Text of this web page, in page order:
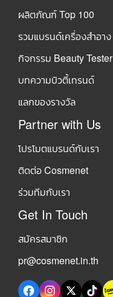
ผลิตภัณฑ์ Top 100
รวมแบรนด์เครื่องสำอาง
กิจกรรม Beauty Tester
บทความบิวตี้เทรนด์
แลกของรางวัล
Partner with Us
โปรโมตแบรนด์กับเรา
ติดต่อ Cosmenet
ร่วมทีมกับเรา
Get In Touch
สมัครสมาชิก
pr@cosmenet.in.th